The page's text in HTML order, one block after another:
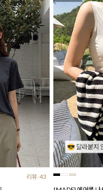
리뷰:43